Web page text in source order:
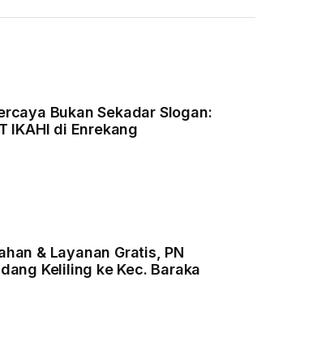
Bukan Sekadar Slogan:
IKAHI di Enrekang
& Layanan Gratis, PN
Keliling ke Kec. Baraka